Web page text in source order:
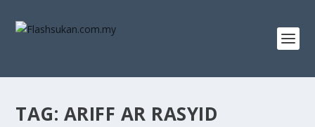
TAG: ARIFF AR RASYID